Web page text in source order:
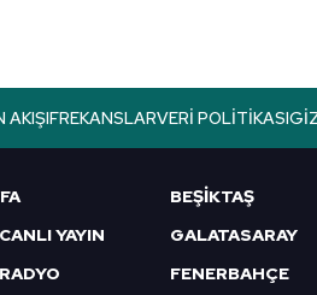
AKIŞIFREKANSLARVERI POLITIKASI
YAYIN
BEŞİKTAŞ
GALATASARAY
FENERBAHÇE